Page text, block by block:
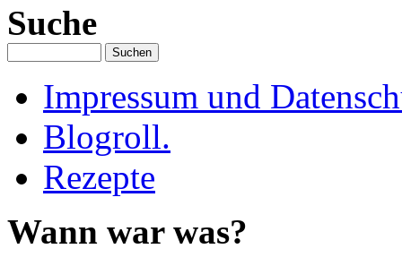
Suche
Impressum und
Blogroll.
Rezepte
Wann war was?